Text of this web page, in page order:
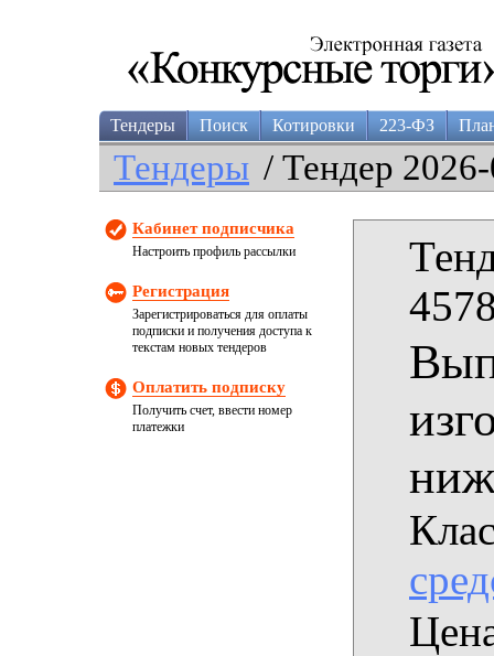
Тендеры Поиск Котировки 223-ФЗ
Тендеры / Тендер
Кабинет подписчика
Настроить профиль рассылки
Регистрация
Зарегистрироваться для оплаты
подписки и получения доступа к
текстам новых тендеров
Оплатить подписку
Получить счет, ввести номер
платежки